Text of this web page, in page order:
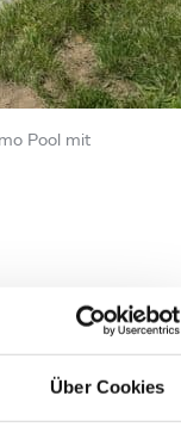
Über Cookies
Pool mit